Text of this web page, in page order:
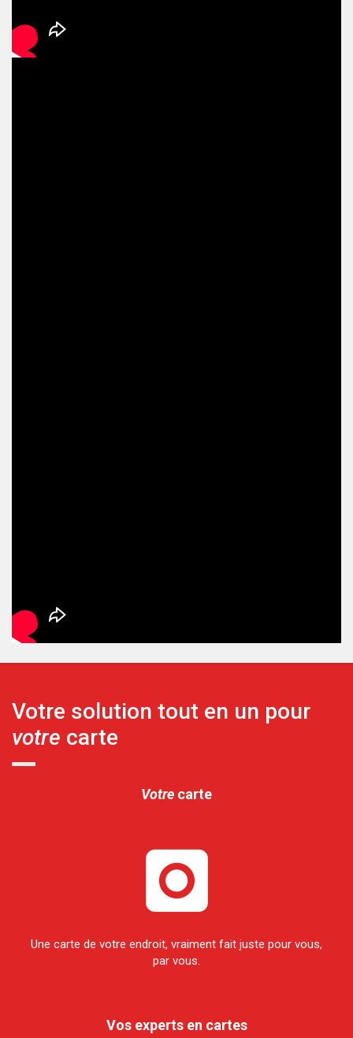
Votre solution tout en un pour
votre carte
Votre carte
Une carte de votre endroit, vraiment fait juste pour vous,
par vous.
Vos experts en cartes